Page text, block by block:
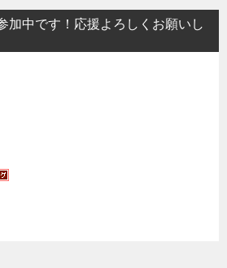
加中です！応援よろしくお願いし